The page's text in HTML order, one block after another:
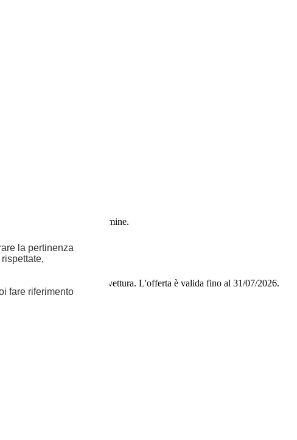
o noleggiare a lungo termine.
di sostituire o restituire la vettura. L'offerta è valida fino al 31/07/2026.
la pertinenza
fare riferimento